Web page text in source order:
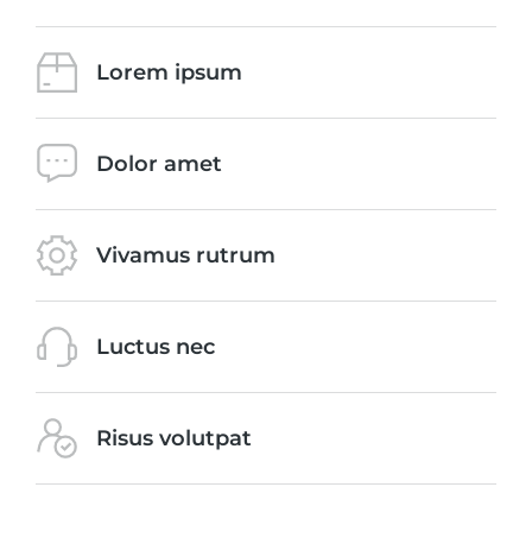
Lorem ipsum
Dolor amet
Vivamus rutrum
Luctus nec
Risus volutpat